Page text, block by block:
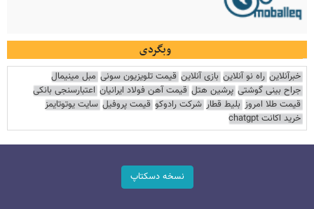
وبگردی
خبرآنلاین راه نو آنلاین بازی آنلاین قیمت تلویزیون سونی مبل مینیمال
جراح بینی گوشتی پرشین هتل قیمت آهن فولاد ایرانیان اعتبارسنجی بانکی
قیمت طلا امروز بلیط قطار شرکت رادوکو قیمت پروفیل سایت یوتوتایمز
خرید اکانت chatgpt
نسخه دسکتاپ